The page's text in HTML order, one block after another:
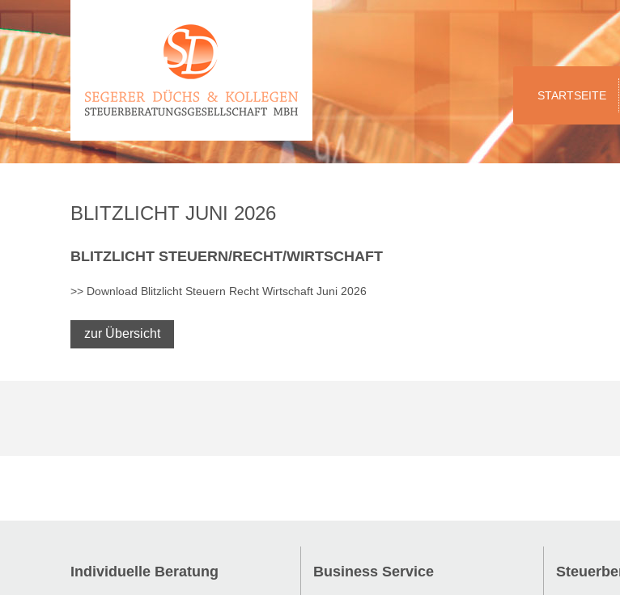
STARTSEITE
BLITZLICHT JUNI 2026
BLITZLICHT STEUERN/RECHT/WIRTSCHAFT
>> Download Blitzlicht Steuern Recht Wirtschaft Juni 2026
zur Übersicht
Individuelle Beratung Business Service